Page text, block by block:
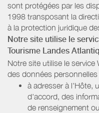
sont protégées par les
1998 transposant la
à la protection juridique
Notre site utilise le
Tourisme Landes
Notre site utilise le
des données
à adresser à l'Hôte,
d'accord, des
de renseignement